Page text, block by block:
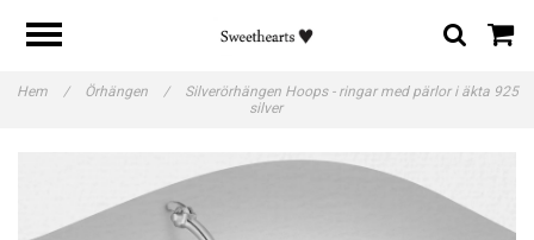
Hem / Örhängen /
Silverörhängen Hoops - ringar med pärlor i äkta 925
silver